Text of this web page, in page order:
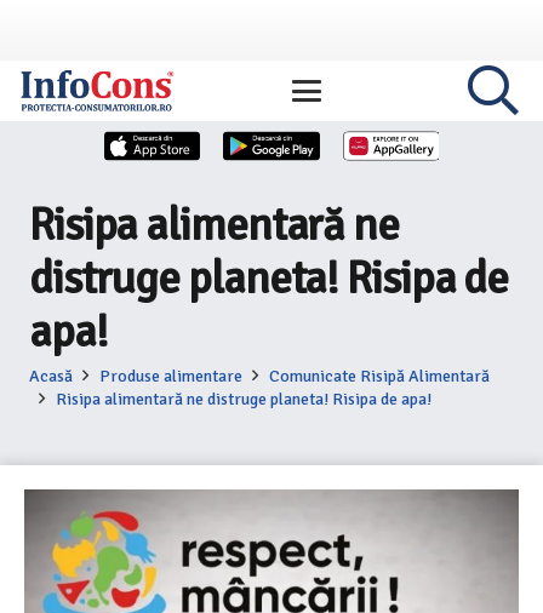
Risipa alimentară ne
distruge planeta! Risipa de
apa!
Acasă Produse alimentare
Comunicate Risipă Alimentară
Risipa alimentară ne distruge planeta! Risipa de apa!